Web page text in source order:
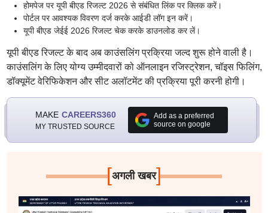
होमपेज पर यूपी बीएड रिजल्ट 2026 से संबंधित लिंक पर क्लिक करें।
पोर्टल पर आवश्यक विवरण दर्ज करके आईडी लॉग इन करें।
यूपी बीएड जेईई 2026 रिजल्ट चेक करके डाउनलोड कर लें।
यूपी बीएड रिजल्ट के बाद अब काउंसलिंग प्रक्रिया जल्द शुरू होने वाली है।
काउंसलिंग के लिए योग्य उम्मीदवारों को ऑनलाइन रजिस्ट्रेशन, चॉइस फिलिंग,
डॉक्यूमेंट वेरिफिकेशन और सीट अलॉटमेंट की प्रक्रिया पूरी करनी होगी।
MAKE CAREERS360
MY TRUSTED SOURCE
Add as a preferred
source on google
[अगली खबर]